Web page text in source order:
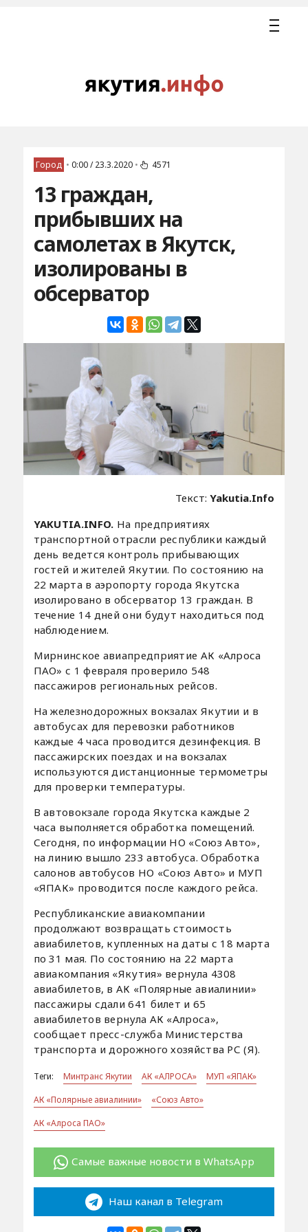
Город • 0:00 / 23.3.2020 • 4571
13 граждан,
прибывших на
самолетах в Якутск,
изолированы в
обсерватор
Текст:Yakutia.Info
YAKUTIA.INFO. На предприятиях
транспортной отрасли республики каждый
день ведется контроль прибывающих
гостей и жителей Якутии. По состоянию на
22 марта в аэропорту города Якутска
изолировано в обсерватор 13 граждан. В
течение 14 дней они будут находиться под
наблюдением.
Мирнинское авиапредприятие АК «Алроса
ПАО» с 1 февраля проверило 548
пассажиров региональных рейсов.
На железнодорожных вокзалах Якутии и в
автобусах для перевозки работников
каждые 4 часа проводится дезинфекция. В
пассажирских поездах и на вокзалах
используются дистанционные термометры
для проверки температуры.
В автовокзале города Якутска каждые 2
часа выполняется обработка помещений.
Сегодня, по информации НО «Союз Авто»,
на линию вышло 233 автобуса. Обработка
салонов автобусов НО «Союз Авто» и МУП
«ЯПАК» проводится после каждого рейса.
Республиканские авиакомпании
продолжают возвращать стоимость
авиабилетов, купленных на даты с 18 марта
по 31 мая. По состоянию на 22 марта
авиакомпания «Якутия» вернула 4308
авиабилетов, в АК «Полярные авиалинии»
пассажиры сдали 641 билет и 65
авиабилетов вернула АК «Алроса»,
сообщает пресс-служба Министерства
транспорта и дорожного хозяйства РС (Я).
Теги: Минтранс Якутии АК «АЛРОСА»
МУП «ЯПАК»
АК «Полярные авиалинии»
«Союз Авто»
АК «Алроса ПАО»
Самые важные новости в WhatsApp
Наш канал в Telegram